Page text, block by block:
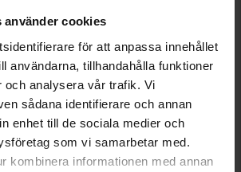
använder cookies
för att anpassa innehållet
användarna, tillhandahålla funktioner
och analysera vår trafik. Vi
sådana identifierare och annan
enhet till de sociala medier och
som vi samarbetar med.
kombinera informationen med annan
23
23
Albrekts Guld
Papp
28 sidor
produkter